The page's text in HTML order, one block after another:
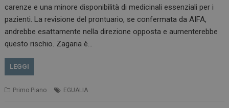
carenze e una minore disponibilità di medicinali essenziali per i
pazienti. La revisione del prontuario, se confermata da AIFA,
andrebbe esattamente nella direzione opposta e aumenterebbe
questo rischio. Zagaria è…
LEGGI
Primo Piano EGUALIA